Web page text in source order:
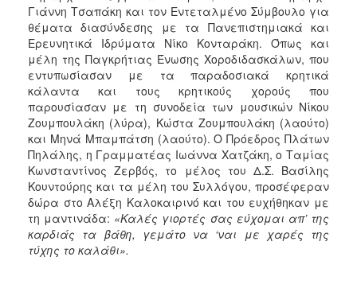
Γιάννη Τσαπάκη και τον Εντεταλμένο Σύμβουλο για
θέματα διασύνδεσης με τα Πανεπιστημιακά και
Ερευνητικά Ιδρύματα Νίκο Κονταράκη. Όπως και
μέλη της Παγκρήτιας Ένωσης Χοροδιδασκάλων, που
εντυπωσίασαν με τα παραδοσιακά κρητικά
κάλαντα και τους κρητικούς χορούς που
παρουσίασαν με τη συνοδεία των μουσικών Νίκου
Ζουμπουλάκη (λύρα), Κώστα Ζουμπουλάκη (λαούτο)
και Μηνά Μπαμπάτση (λαούτο). Ο Πρόεδρος Πλάτων
Πηλάλης, η Γραμματέας Ιωάννα Χατζάκη, ο Ταμίας
Κωνσταντίνος Ζερβός, το μέλος του Δ.Σ. Βασίλης
Κουντούρης και τα μέλη του Συλλόγου, προσέφεραν
δώρα στο Αλέξη Καλοκαιρινό και του ευχήθηκαν με
τη μαντινάδα: «Καλές γιορτές σας εύχομαι απ’ της
καρδιάς τα βάθη, γεμάτο να ‘ναι με χαρές της
τύχης το καλάθι».